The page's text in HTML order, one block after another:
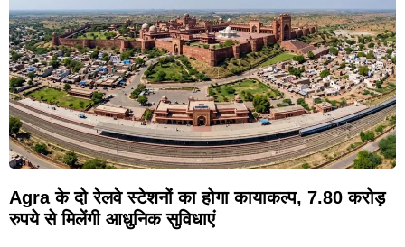
Agra के दो रेलवे स्टेशनों का होगा कायाकल्प, 7.80 करोड़
रुपये से मिलेंगी आधुनिक सुविधाएं